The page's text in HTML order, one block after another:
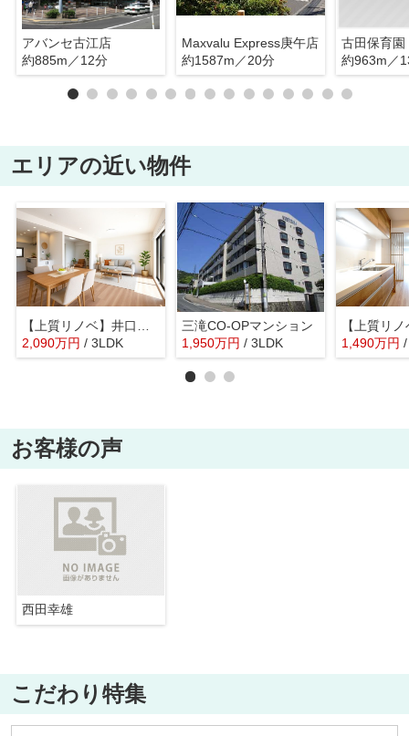
アバンセ古江店
約885m／12分
Maxvalu Express庚午店
約1587m／20分
古田保育園
約963m／
エリアの近い物件
【上質リノベ】井口台パークヒルズ壱番館
2,090万円 / 3LDK
三滝CO-OPマンション
1,950万円 / 3LDK 1,490万円
お客様の声
西田幸雄
こだわり特集